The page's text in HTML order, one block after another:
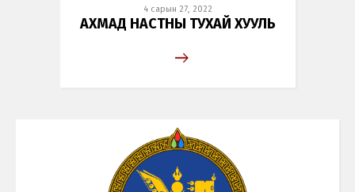
4 сарын 27, 2022
АХМАД НАСТНЫ ТУХАЙ ХУУЛЬ